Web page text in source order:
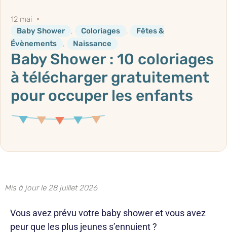
12 mai
Baby Shower
, Coloriages ,
Fêtes &
Évènements
, Naissance
Baby Shower : 10 coloriages
à télécharger gratuitement
pour occuper les enfants
Mis à jour le 28 juillet 2026
Vous avez prévu votre baby shower et vous avez
peur que les plus jeunes s’ennuient ?